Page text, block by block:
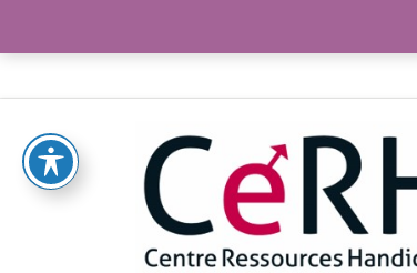
TOUTES LES RESSOURCES